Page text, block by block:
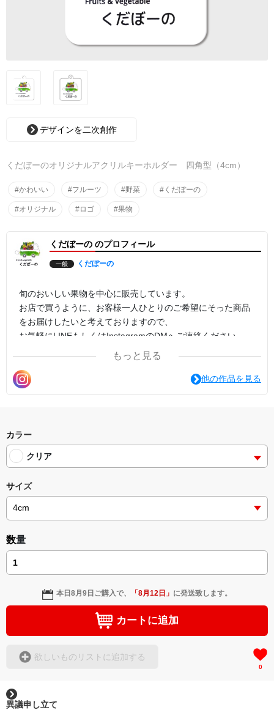
デザインを二次創作
くだぼーのオリジナルアクリルキーホルダー 四角型（4cm）
#かわいい #フルーツ #野菜 #くだぼーの
#オリジナル #ロゴ #果物
くだぼーの のプロフィール
一般 くだぼーの
旬のおいしい果物を中心に販売しています。
お店で買うように、お客様一人ひとりのご希望にそった商品
をお届けしたいと考えておりますので、
お気軽にLINEもしくはInstagramのDMへご連絡ください。
お任せでの対応ももちろん可能です。
よろしければそちらのほうもお願いします。
lin.ee/lEpt0v5
もっと見る
他の作品を見る
カラー
クリア
サイズ
数量
本日8月9日 ご購入で、 「8月12日 」 に発送致します。
カートに追加
欲しいものリストに追加する
0
異議申し立て